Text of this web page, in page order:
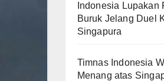
Indonesia Lupakan
Buruk Jelang Duel
Singapura
Timnas Indonesia
Menang atas